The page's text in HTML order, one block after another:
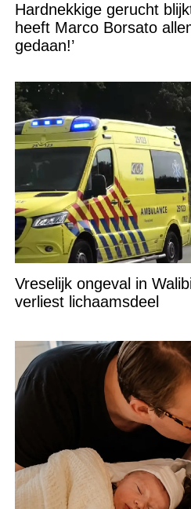
Hardnekkige gerucht
heeft Marco Borsato
gedaan!’
Vreselijk ongeval in
verliest lichaamsdeel